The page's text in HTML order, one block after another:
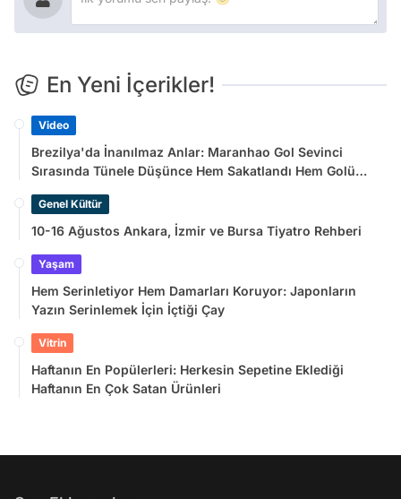
En Yeni İçerikler!
Video
Brezilya'da İnanılmaz Anlar: Maranhao Gol Sevinci
Sırasında Tünele Düşünce Hem Sakatlandı Hem Golü
Genel Kültür
10-16 Ağustos Ankara, İzmir ve Bursa Tiyatro Rehberi
Yaşam
Hem Serinletiyor Hem Damarları Koruyor: Japonların
Yazın Serinlemek İçin İçtiği Çay
Vitrin
Haftanın En Popülerleri: Herkesin Sepetine Eklediği
Haftanın En Çok Satan Ürünleri